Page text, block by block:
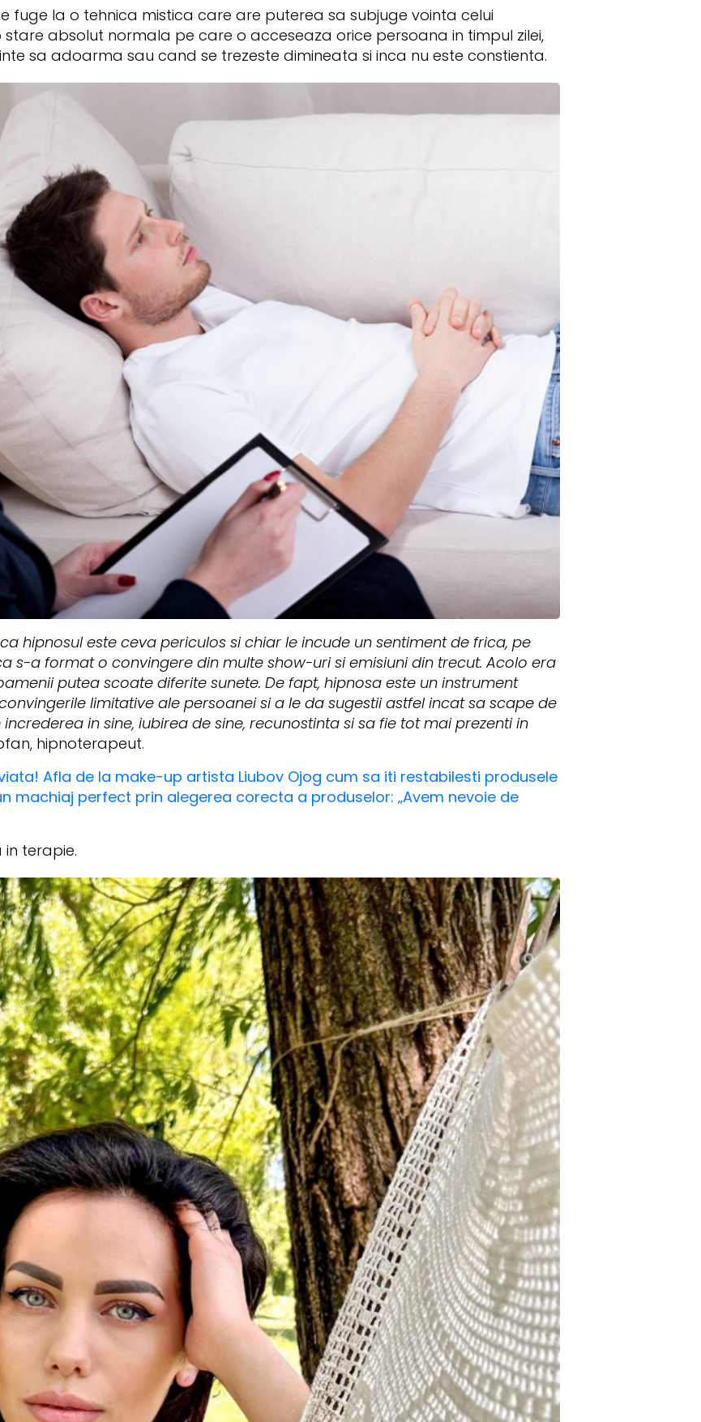
fuge la o tehnica mistica care are puterea sa subjuge vointa celui
absolut normala pe care o acceseaza orice persoana in timpul zilei,
sa adoarma sau cand se trezeste dimineata si inca nu este constienta.
hipnosul este ceva periculos si chiar le incude un sentiment de frica, pe
s-a format o convingere din multe show-uri si emisiuni din trecut. Acolo era
putea scoate diferite sunete. De fapt, hipnosa este un instrument
limitative ale persoanei si a le da sugestii astfel incat sa scape de
in sine, iubirea de sine, recunostinta si sa fie tot mai prezenti in
hipnoterapeut.
Afla de la make-up artista Liubov Ojog cum sa iti restabilesti produsele
machiaj perfect prin alegerea corecta a produselor: „Avem nevoie de
terapie.